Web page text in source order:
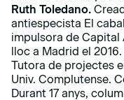
Ruth Toledano.
antiespecista El
impulsora de Capital
lloc a Madrid el 2016.
Tutora de projectes
Univ. Complutense.
Durant 17 anys,